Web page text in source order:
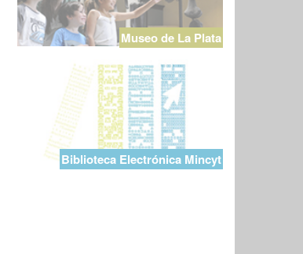
Museo de La Plata
Biblioteca Electrónica Mincyt